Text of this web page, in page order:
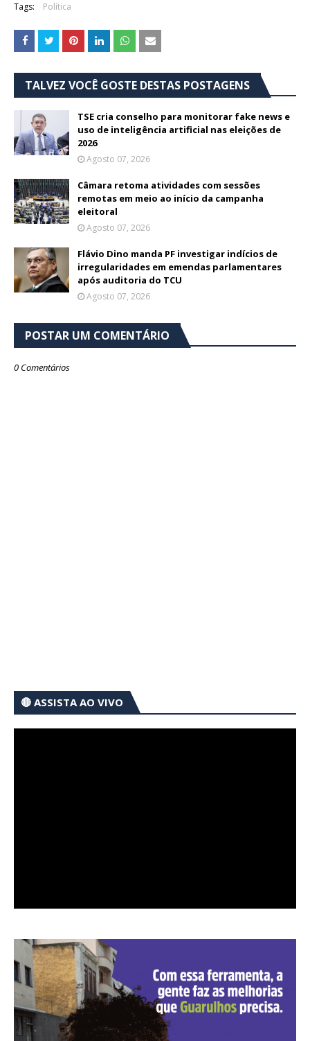
Tags: Política
TALVEZ VOCÊ GOSTE DESTAS POSTAGENS
TSE cria conselho para monitorar fake news e
uso de inteligência artificial nas eleições de
2026
Agosto 07, 2026
Câmara retoma atividades com sessões
remotas em meio ao início da campanha
eleitoral
Agosto 07, 2026
Flávio Dino manda PF investigar indícios de
irregularidades em emendas parlamentares
após auditoria do TCU
Agosto 07, 2026
POSTAR UM COMENTÁRIO
0 Comentários
🔴 ASSISTA AO VIVO